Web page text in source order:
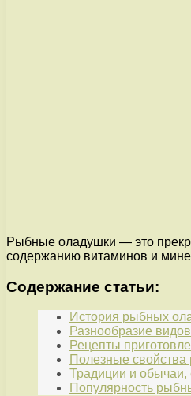
Рыбные оладушки — это
содержанию витаминов и
Содержание статьи:
История рыбных
Разнообразие
Рецепты
Полезные
Традиции и
Популярность